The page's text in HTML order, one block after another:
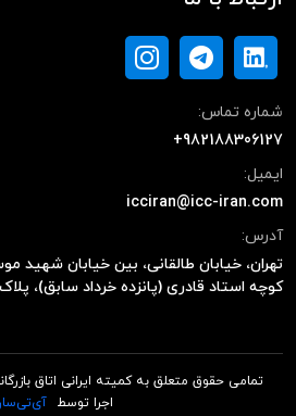
شماره تماس:
+982188306127
ایمیل:
icciran@icc-iran.com
آدرس:
تهران، خیابان طالقانی، بین خیابان شهید
کوچه استاد قادری (پانزده خرداد سابق)، پلاک ۶، طبقه چهارم
تمامی حقوق متعلق به کمیته ایرانی اتاق
اجرا توسط